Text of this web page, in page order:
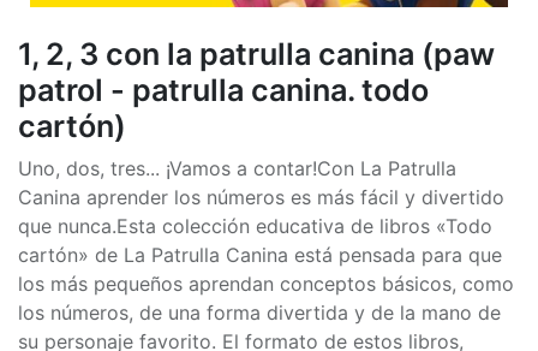
1, 2, 3 con la patrulla canina (paw
patrol - patrulla canina. todo
cartón)
Uno, dos, tres... ¡Vamos a contar!Con La Patrulla
Canina aprender los números es más fácil y divertido
que nunca.Esta colección educativa de libros «Todo
cartón» de La Patrulla Canina está pensada para que
los más pequeños aprendan conceptos básicos, como
los números, de una forma divertida y de la mano de
su personaje favorito. El formato de estos libros,